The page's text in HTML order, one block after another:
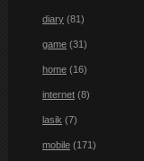
diary (81)
game (31)
home (16)
internet (8)
lasik (7)
mobile (171)